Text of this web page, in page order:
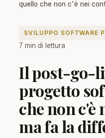
quello che non c'è nei
SVILUPPO SOFTWARE
7 min di lettura
Il post-go-
progetto
che non
ma fa la